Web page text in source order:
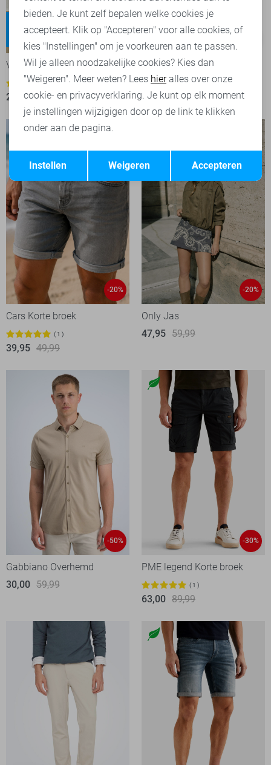
High waist
Vero Moda Jeans
6
25,00 49,99
Zoso Blouse
45,00 89,95
-20%
Cars Korte broek
1
39,95 49,99
-20%
Only Jas
47,95 59,99
-50%
Gabbiano Overhemd
30,00 59,99
-30%
PME legend Korte broek
1
63,00 89,99
Terug Opslaan
bieden. Je kunt zelf bepalen welke cookies je
accepteert. Klik op "Accepteren" voor alle cookies, of
kies "Instellingen" om je voorkeuren aan te passen.
Wil je alleen noodzakelijke cookies? Kies dan
"Weigeren". Meer weten? Lees hieralles over onze
cookie- en privacyverklaring. Je kunt op elk moment
je instellingen wijzigigen door op de link te klikken
onder aan de pagina.
Accepteren
Weigeren
Instellen